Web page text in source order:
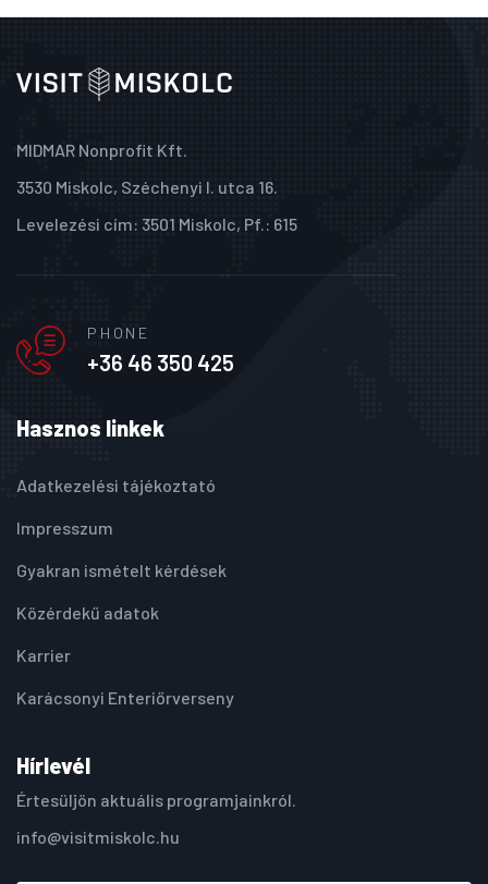
MIDMAR Nonprofit Kft.
3530 Miskolc, Széchenyi I. utca 16.
Levelezési cím: 3501 Miskolc, Pf.: 615
PHONE
+36 46 350 425
Hasznos linkek
Adatkezelési tájékoztató
Impresszum
Gyakran ismételt kérdések
Közérdekű adatok
Karrier
Karácsonyi Enteriőrverseny
Hírlevél
Értesüljön aktuális programjainkról.
info@visitmiskolc.hu